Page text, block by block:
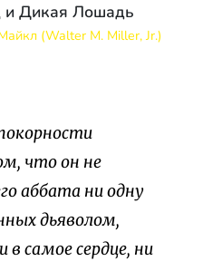
и Дикая Лошадь
(Walter M. Miller, Jr.)
что он не
аббата ни одну
дьяволом,
самое сердце, ни